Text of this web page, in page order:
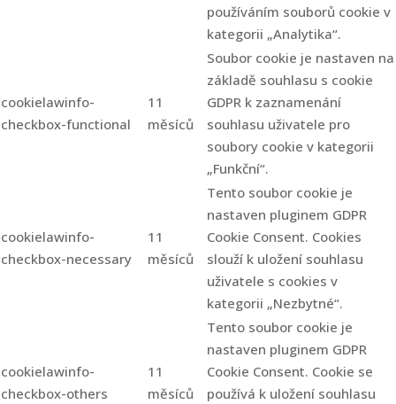
používáním souborů cookie v
kategorii „Analytika“.
cookielawinfo-
checkbox-functional
11
měsíců
Soubor cookie je nastaven na
základě souhlasu s cookie
GDPR k zaznamenání
souhlasu uživatele pro
soubory cookie v kategorii
„Funkční“.
cookielawinfo-
checkbox-necessary
11
měsíců
Tento soubor cookie je
nastaven pluginem GDPR
Cookie Consent. Cookies
slouží k uložení souhlasu
uživatele s cookies v
kategorii „Nezbytné“.
cookielawinfo-
checkbox-others
11
měsíců
Tento soubor cookie je
nastaven pluginem GDPR
Cookie Consent. Cookie se
používá k uložení souhlasu